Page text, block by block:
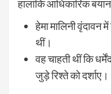
हालांकि आधिकारिक
हेमा मालिनी वृंदावन
थीं।
वह चाहती थीं कि
जुड़े रिश्ते को दर्शाए।